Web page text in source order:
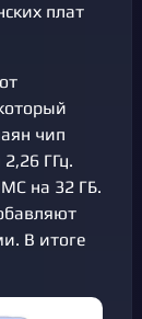
плат
чип
ГГц.
на 32 ГБ.
В итоге